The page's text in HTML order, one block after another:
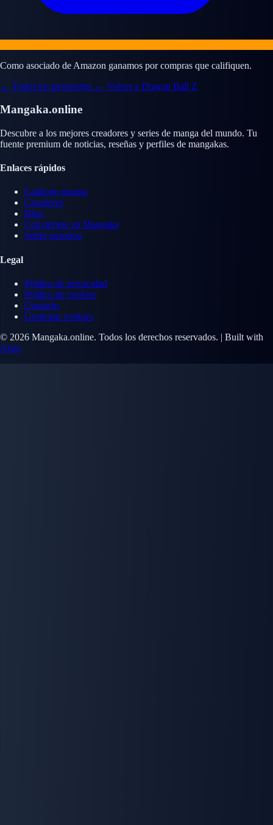
Como asociado de Amazon ganamos por compras que califiquen.
← Todos los personajes ← Volver a Dragon Ball Z
Mangaka.online
Descubre a los mejores creadores y series de manga del mundo. Tu
fuente premium de noticias, reseñas y perfiles de mangakas.
Enlaces rápidos
Catálogo manga
Creadores
Blog
Conviértete en Mangaka
Sobre nosotros
Legal
Política de privacidad
Política de cookies
Contacto
Gestionar cookies
© 2026 Mangaka.online. Todos los derechos reservados. | Built with
Astro